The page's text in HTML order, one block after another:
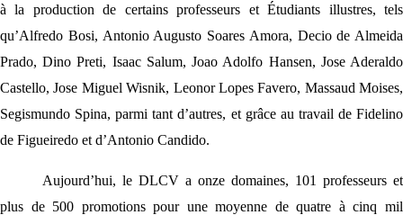
à la production de certains professeurs et Étudiants illustres, tels
qu’Alfredo Bosi, Antonio Augusto Soares Amora, Decio de Almeida
Prado,Dino Preti, Isaac Salum,Joao Adolfo Hansen, Jose Aderaldo
Castello,Jose Miguel Wisnik, Leonor Lopes Favero, Massaud Moises,
Segismundo Spina, parmi tant d’autres, et grâce au travail de Fidelino
de Figueiredo et d’Antonio Candido.
Aujourd’hui, le DLCV a onze domaines, 101 professeurs et
plus de 500 promotions pour une moyenne de quatre à cinq mil